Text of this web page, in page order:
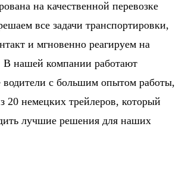
на качественной перевозке
все задачи транспортировки,
и мгновенно реагируем на
В нашей компании работают
водители с большим опытом работы,
20 немецких трейлеров, который
лучшие решения для наших